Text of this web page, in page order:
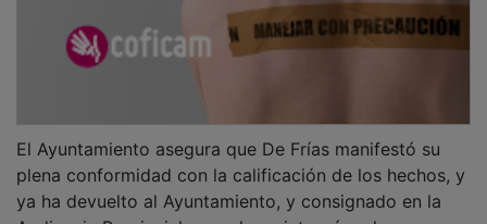
plena conformidad con la calificación de los hechos, y
ya ha devuelto al Ayuntamiento, y consignado en la
Audiencia Provincial --que las reintegró en las arcas